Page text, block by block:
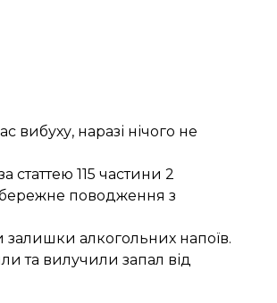
вибуху, наразі нічого не
115 частини 2
поводження з
алкогольних напоїв.
та вилучили запал від